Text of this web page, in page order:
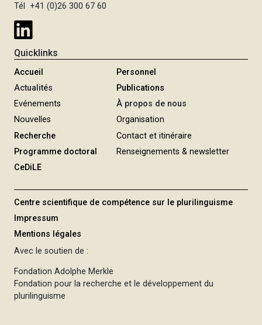
Tél +41 (0)26 300 67 60
Quicklinks
Accueil
Actualités
Evénements
Nouvelles
Recherche
Programme doctoral
CeDiLE
Personnel
Publications
À propos de nous
Organisation
Contact et itinéraire
Renseignements & newsletter
Centre scientifique de compétence sur le plurilinguisme
Impressum
Mentions légales
Avec le soutien de :
Fondation Adolphe Merkle
Fondation pour la recherche et le développement du
plurilinguisme